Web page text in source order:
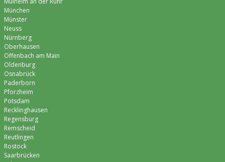
München
Münster
Neuss
Nürnberg
Oberhausen
Offenbach am Main
Oldenburg
Osnabrück
Paderborn
Pforzheim
Potsdam
Recklinghausen
Regensburg
Remscheid
Reutlingen
Rostock
Saarbrücken